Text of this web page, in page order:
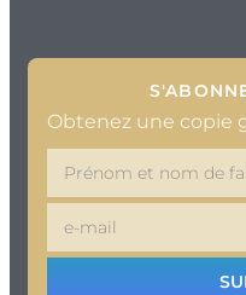
Obtenez une copie